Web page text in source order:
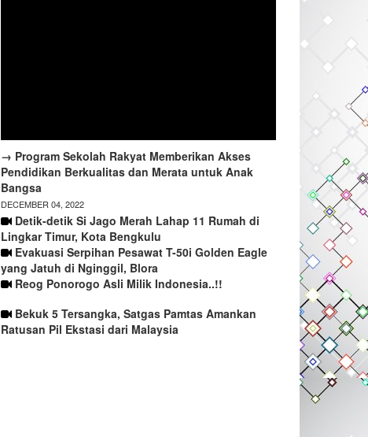
→ Program Sekolah Rakyat Memberikan Akses
Pendidikan Berkualitas dan Merata untuk Anak
Bangsa
DECEMBER 04, 2022
Detik-detik Si Jago Merah Lahap 11 Rumah di
Lingkar Timur, Kota Bengkulu
Evakuasi Serpihan Pesawat T-50i Golden Eagle
yang Jatuh di Nginggil, Blora
Reog Ponorogo Asli Milik Indonesia..!!
Bekuk 5 Tersangka, Satgas Pamtas Amankan
Ratusan Pil Ekstasi dari Malaysia